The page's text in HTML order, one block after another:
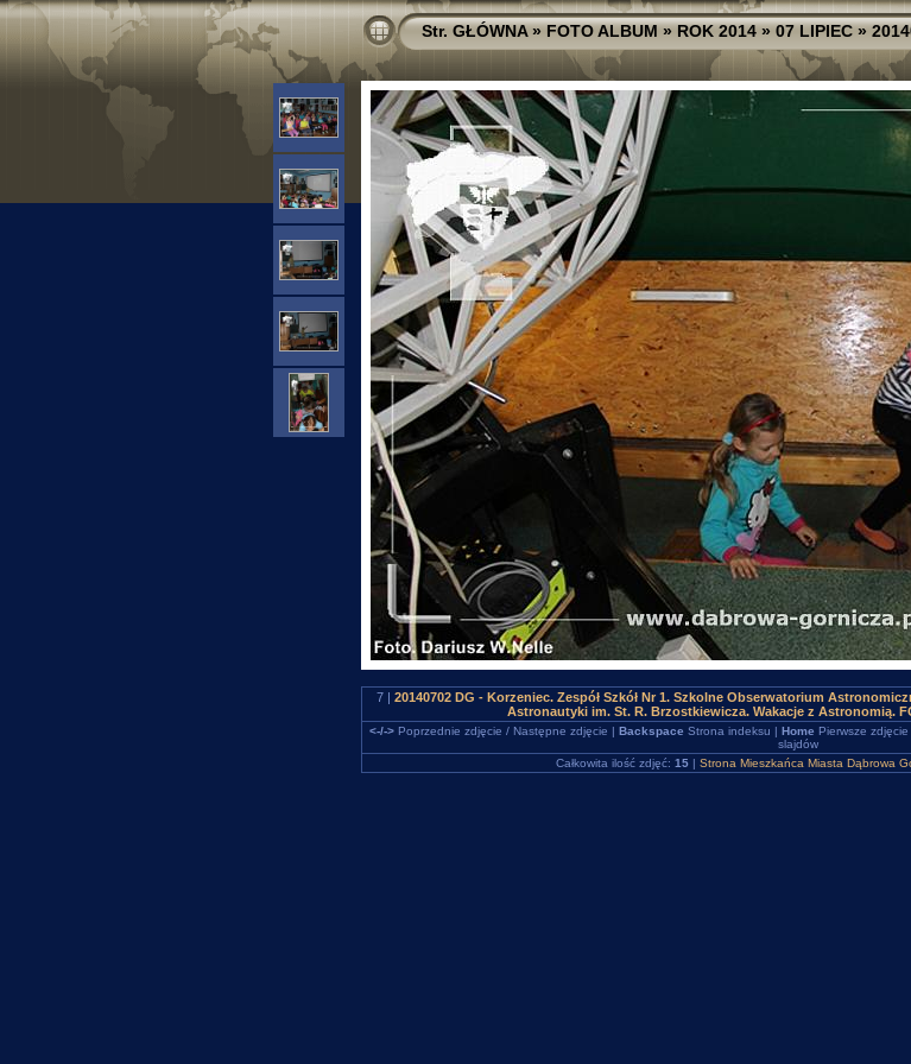
Str. GŁÓWNA»FOTO ALBUM»ROK 2014»07 LIPIEC»
7 | 20140702 DG - Korzeniec. Zespół Szkół Nr 1. Szkolne Obserwatorium
Astronautyki im. St. R. Brzostkiewicza. Wakacje z Astronomią.
<-/->Poprzednie zdjęcie / Następne zdjęcie | Backspace Strona indeksu | Home Pierwsze zdjęcie
slajdów
Całkowita ilość zdjęć: 15 | Strona Mieszkańca Miasta Dąbrowa